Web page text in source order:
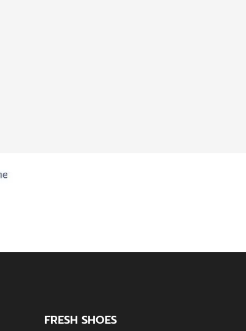
FRESH SHOES